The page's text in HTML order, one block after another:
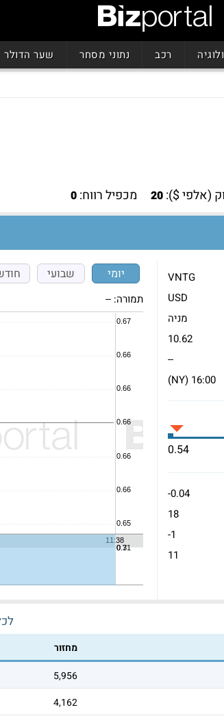
רכב נתוני מסחר שער הדולר
(אלפי $): 20 מכפיל רווח: 0
VNTG
USD
מניה
10.62
--
16:00 (NY)
0.54
-0.04
18
-1
11
יומי שבועי
תמורה: --
מחזור
5,956
4,162